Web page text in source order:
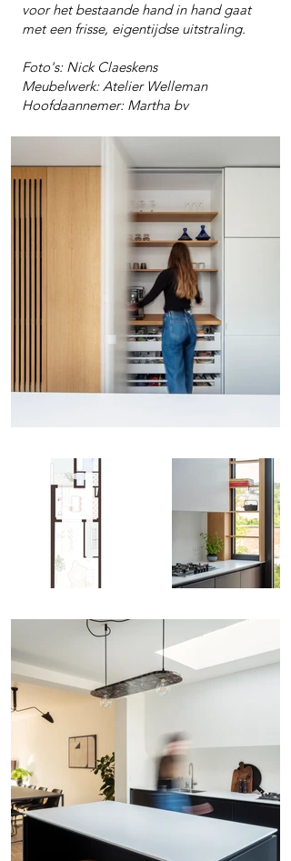
voor het bestaande hand in hand gaat
met een frisse, eigentijdse uitstraling.
Foto's: Nick Claeskens
Meubelwerk: Atelier Welleman
Hoofdaannemer: Martha bv